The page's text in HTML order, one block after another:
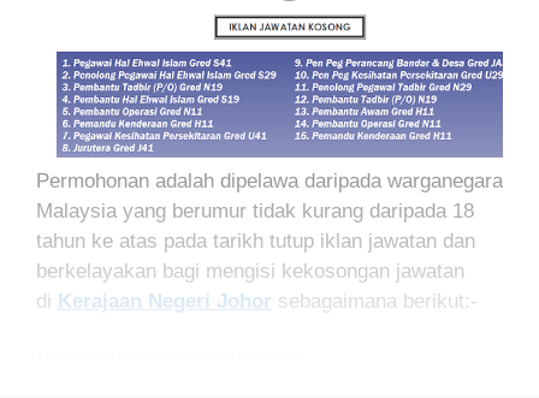
Permohonan adalah dipelawa daripada warganegara
Malaysia yang berumur tidak kurang daripada 18
tahun ke atas pada tarikh tutup iklan jawatan dan
berkelayakan bagi mengisi kekosongan jawatan
di Kerajaan Negeri Johor sebagaimana berikut:-